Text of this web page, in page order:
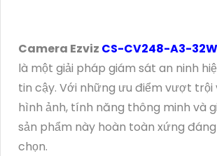
Camera Ezviz CS-CV248-A3-
là một giải pháp giám sát an ninh
tin cậy. Với những ưu điểm vượt
hình ảnh, tính năng thông minh và
sản phẩm này hoàn toàn xứng
chọn.